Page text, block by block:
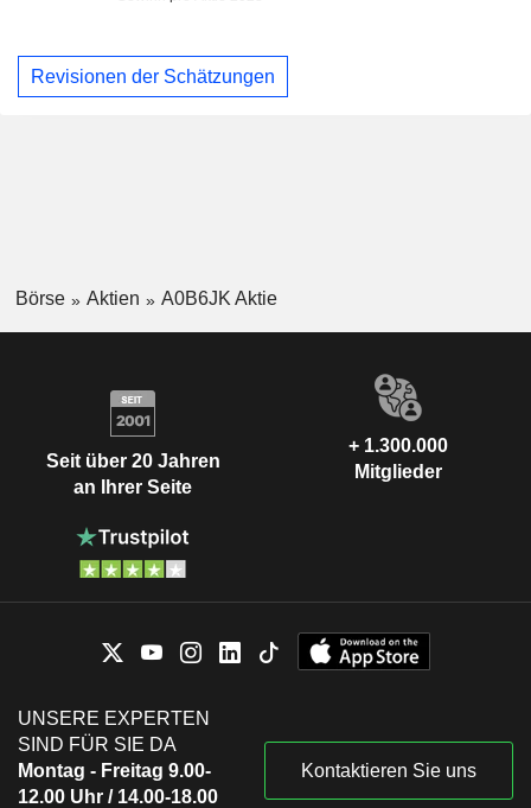
Revisionen der Schätzungen
Börse Aktien A0B6JK Aktie
Seit über 20 Jahren
an Ihrer Seite
+ 1.300.000
Mitglieder
UNSERE EXPERTEN
SIND FÜR SIE DA
Montag - Freitag 9.00-
12.00 Uhr / 14.00-18.00
Kontaktieren Sie uns